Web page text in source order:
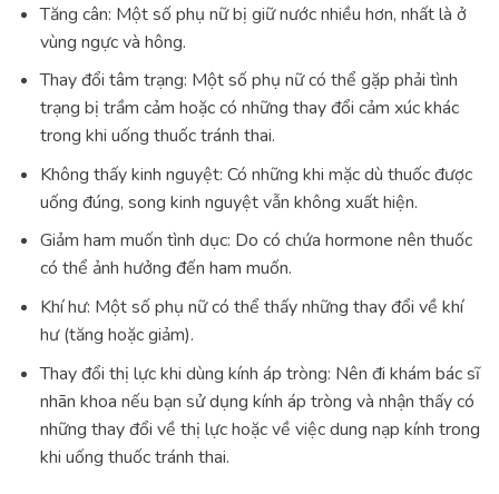
Tăng cân: Một số phụ nữ bị giữ nước nhiều hơn, nhất là ở
vùng ngực và hông.
Thay đổi tâm trạng: Một số phụ nữ có thể gặp phải tình
trạng bị trầm cảm hoặc có những thay đổi cảm xúc khác
trong khi uống thuốc tránh thai.
Không thấy kinh nguyệt: Có những khi mặc dù thuốc được
uống đúng, song kinh nguyệt vẫn không xuất hiện.
Giảm ham muốn tình dục: Do có chứa hormone nên thuốc
có thể ảnh hưởng đến ham muốn.
Khí hư: Một số phụ nữ có thể thấy những thay đổi về khí
hư (tăng hoặc giảm).
Thay đổi thị lực khi dùng kính áp tròng: Nên đi khám bác sĩ
nhãn khoa nếu bạn sử dụng kính áp tròng và nhận thấy có
những thay đổi về thị lực hoặc về việc dung nạp kính trong
khi uống thuốc tránh thai.